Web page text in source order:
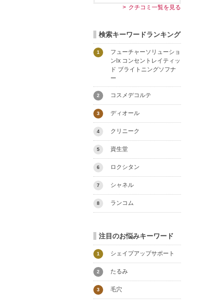
クチコミ一覧を見る
検索キーワードランキング
1
フューチャーソリューショ
ンlx コンセントレイティッ
ド ブライトニングソフナ
ー
2 コスメデコルテ
3 ディオール
4 クリニーク
5 資生堂
6 ロクシタン
7 シャネル
8 ランコム
注目のお悩みキーワード
1 シェイプアップサポート
2 たるみ
3 毛穴